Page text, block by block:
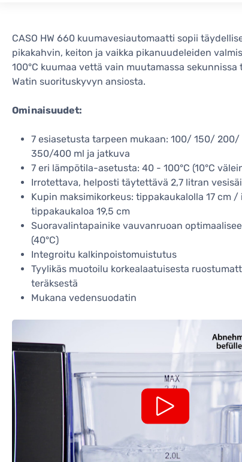
CASO HW 660 kuumavesiautomaatti sopii
pikakahvin, keiton ja vaikka pikanuudeleiden
100°C kuumaa vettä vain muutamassa sekunnissa
Watin suorituskyvyn ansiosta.
Ominaisuudet:
7 esiasetusta tarpeen mukaan: 100/ 150/
350/400 ml ja jatkuva
7 eri lämpötila-asetusta: 40 - 100°C (10°C
Irrotettava, helposti täytettävä 2,7 litran
Kupin maksimikorkeus: tippakaukalolla 17 cm /
tippakaukaloa 19,5 cm
Suoravalintapainike vauvanruoan
(40°C)
Integroitu kalkinpoistomuistutus
Tyylikäs muotoilu korkealaatuisesta
teräksestä
Mukana vedensuodatin